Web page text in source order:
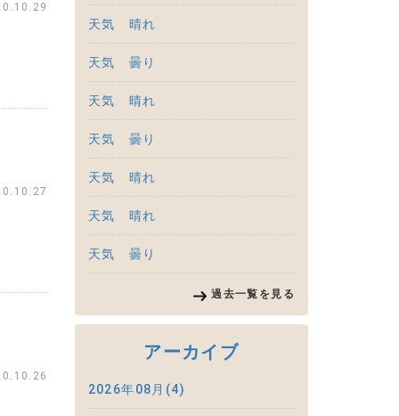
天気 晴れ
天気 曇り
天気 晴れ
天気 曇り
天気 晴れ
天気 晴れ
天気 曇り
過去一覧を見る
アーカイブ
2026年08月(4)